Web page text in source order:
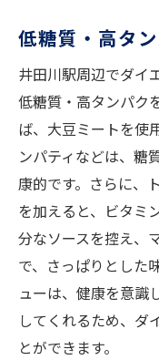
低糖質・高タ
井田川駅周辺でダイ
低糖質・高タンパク
ば、大豆ミートを使
ンパティなどは、糖
康的です。さらに、
を加えると、ビタミ
分なソースを控え、
で、さっぱりとした
ューは、健康を意識
してくれるため、ダ
とができます。